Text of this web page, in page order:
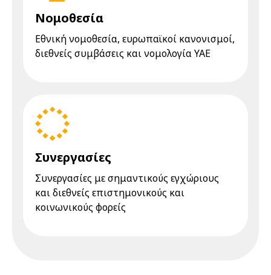
Νομοθεσία
Eθνική νομοθεσία, ευρωπαϊκοί κανονισμοί,
διεθνείς συμβάσεις και νομολογία YAE
Συνεργασίες
Συνεργασίες με σημαντικούς εγχώριους
και διεθνείς επιστημονικούς και
κοινωνικούς φορείς